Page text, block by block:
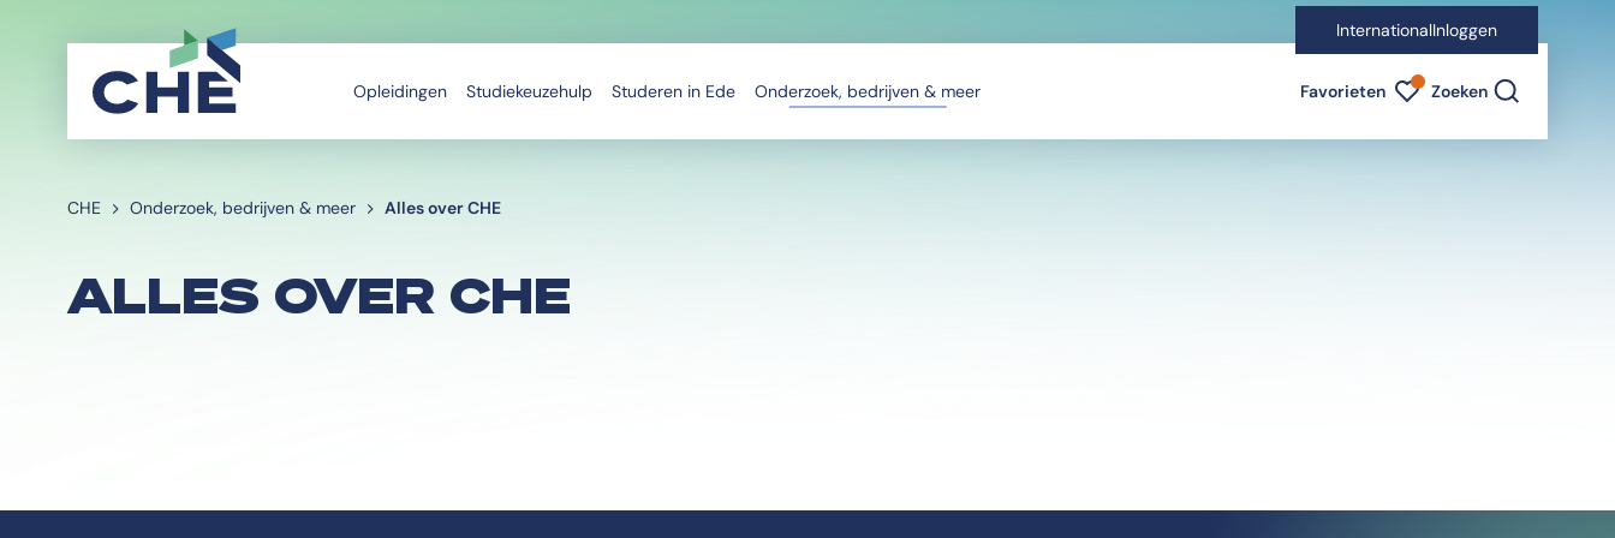
InternationalInloggen
Opleidingen Studiekeuzehulp Studeren in Ede Onderzoek, bedrijven & meer Favorieten Favorieten indicator
Zoeken
CHE Onderzoek, bedrijven & meer Alles over CHE
ALLES OVER CHE